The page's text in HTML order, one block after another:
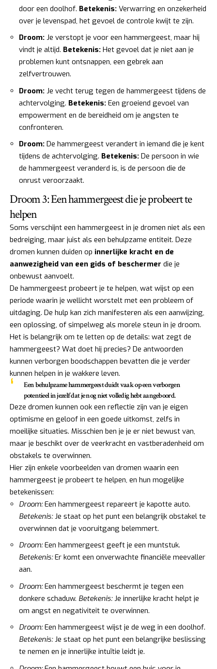
door een doolhof. Betekenis: Verwarring en onzekerheid
over je levenspad, het gevoel de controle kwijt te zijn.
Droom: Je verstopt je voor een hammergeest, maar hij
vindt je altijd. Betekenis: Het gevoel dat je niet aan je
problemen kunt ontsnappen, een gebrek aan
zelfvertrouwen.
Droom: Je vecht terug tegen de hammergeest tijdens de
achtervolging. Betekenis: Een groeiend gevoel van
empowerment en de bereidheid om je angsten te
confronteren.
Droom: De hammergeest verandert in iemand die je kent
tijdens de achtervolging. Betekenis: De persoon in wie
de hammergeest veranderd is, is de persoon die de
onrust veroorzaakt.
Droom 3: Een hammergeest die je probeert te
helpen
Soms verschijnt een hammergeest in je dromen niet als een
bedreiging, maar juist als een behulpzame entiteit. Deze
dromen kunnen duiden op innerlijke kracht en de
aanwezigheid van een gids of beschermer die je
onbewust aanvoelt.
De hammergeest probeert je te helpen, wat wijst op een
periode waarin je wellicht worstelt met een probleem of
uitdaging. De hulp kan zich manifesteren als een aanwijzing,
een oplossing, of simpelweg als morele steun in je droom.
Het is belangrijk om te letten op de details: wat zegt de
hammergeest? Wat doet hij precies? De antwoorden
kunnen verborgen boodschappen bevatten die je verder
kunnen helpen in je wakkere leven.
Een behulpzame hammergeest duidt vaak op een verborgen
potentieel in jezelf dat je nog niet volledig hebt aangeboord.
Deze dromen kunnen ook een reflectie zijn van je eigen
optimisme en geloof in een goede uitkomst, zelfs in
moeilijke situaties. Misschien ben je je er niet bewust van,
maar je beschikt over de veerkracht en vastberadenheid om
obstakels te overwinnen.
Hier zijn enkele voorbeelden van dromen waarin een
hammergeest je probeert te helpen, en hun mogelijke
betekenissen:
Droom:Een hammergeest repareert je kapotte auto.
Betekenis:Je staat op het punt een belangrijk obstakel te
overwinnen dat je vooruitgang belemmert.
Droom:Een hammergeest geeft je een muntstuk.
Betekenis:Er komt een onverwachte financiële meevaller
aan.
Droom:Een hammergeest beschermt je tegen een
donkere schaduw. Betekenis:Je innerlijke kracht helpt je
om angst en negativiteit te overwinnen.
Droom:Een hammergeest wijst je de weg in een doolhof.
Betekenis:Je staat op het punt een belangrijke beslissing
te nemen en je innerlijke intuïtie leidt je.